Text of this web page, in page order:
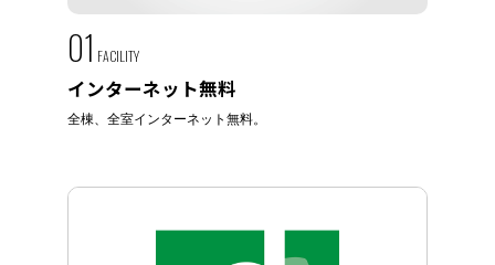
01 FACILITY
インターネット無料
全棟、全室インターネット無料。